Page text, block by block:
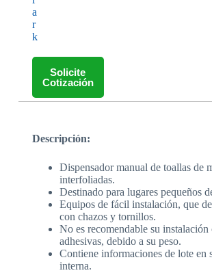
a
r
k
Solicite
Cotización
Descripción:
Dispensador manual de toallas de
interfoliadas.
Destinado para lugares pequeños
Equipos de fácil instalación, que
con chazos y tornillos.
No es recomendable su instalación
adhesivas, debido a su peso.
Contiene informaciones de lote en
interna.